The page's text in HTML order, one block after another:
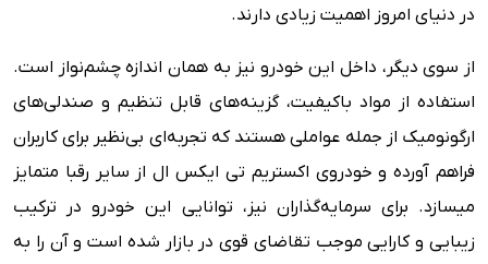
در دنیای امروز اهمیت زیادی دارند.
از سوی دیگر، داخل این خودرو نیز به همان اندازه چشم‌نواز است.
استفاده از مواد باکیفیت، گزینه‌های قابل تنظیم و صندلی‌های
ارگونومیک از جمله عواملی هستند که تجربه‌ای بی‌نظیر برای کاربران
فراهم ‌آورده و خودروی اکستریم تی ایکس ال از سایر رقبا متمایز
میسازد. برای سرمایه‌گذاران نیز، توانایی این خودرو در ترکیب
زیبایی و کارایی موجب تقاضای قوی در بازار شده است و آن را به